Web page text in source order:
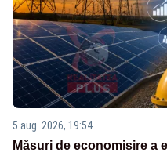
5 aug. 2026, 19:54
Măsuri de economisire a